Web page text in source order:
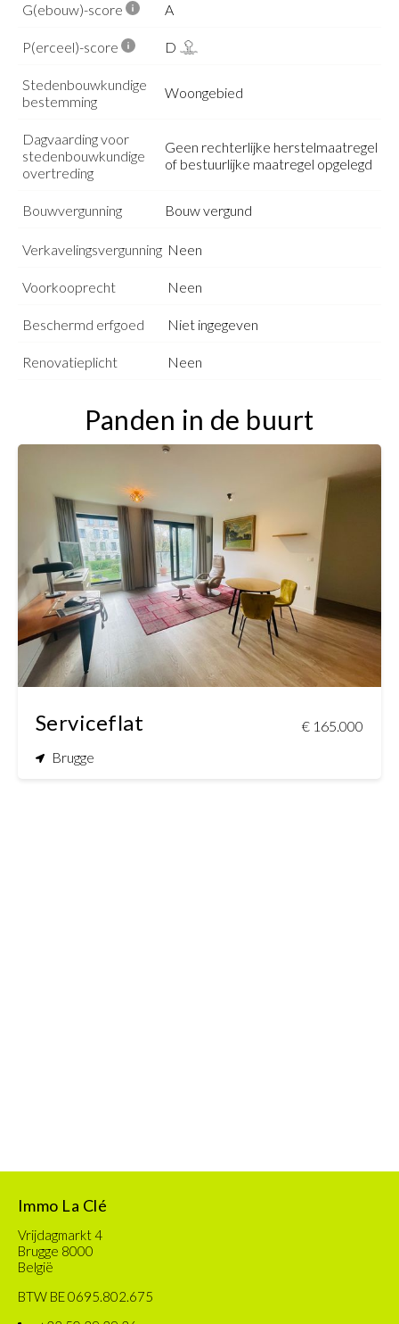
G(ebouw)-score A
P(erceel)-score D
Stedenbouwkundige
bestemming
Woongebied
Dagvaarding voor
stedenbouwkundige
overtreding
Geen rechterlijke herstelmaatregel
of bestuurlijke maatregel opgelegd
Bouwvergunning Bouw vergund
Verkavelingsvergunning Neen
Voorkooprecht Neen
Beschermd erfgoed Niet ingegeven
Renovatieplicht Neen
Panden in de buurt
1 1
Serviceflat
€ 165.000
Brugge
Immo La Clé
Vrijdagmarkt 4
Brugge 8000
België
BTW BE 0695.802.675